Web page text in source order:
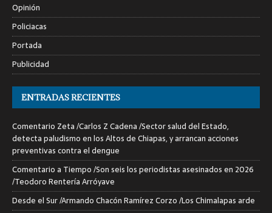
Opinión
Policiacas
Portada
Publicidad
ENTRADAS RECIENTES
Comentario Zeta /Carlos Z Cadena /Sector salud del Estado,
detecta paludismo en los Altos de Chiapas, y arrancan acciones
preventivas contra el dengue
Comentario a Tiempo /Son seis los periodistas asesinados en 2026
/Teodoro Rentería Arróyave
Desde el Sur /Armando Chacón Ramírez Corzo /Los Chimalapas arde